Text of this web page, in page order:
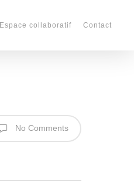
Espace collaboratif Contact
No Comments